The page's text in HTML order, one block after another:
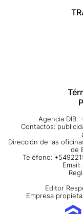
Agencia DIB
Contactos:
Dirección de las
de
Teléfono:
Email:
Editor
Empresa